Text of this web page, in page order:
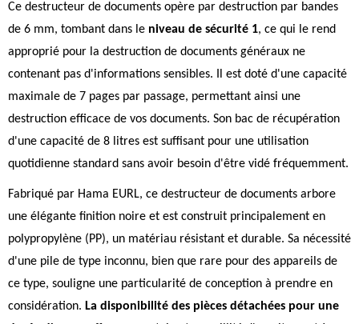
Ce destructeur de documents opère par destruction par bandes
de 6 mm, tombant dans le niveau de sécurité 1, ce qui le rend
approprié pour la destruction de documents généraux ne
contenant pas d'informations sensibles. Il est doté d'une capacité
maximale de 7 pages par passage, permettant ainsi une
destruction efficace de vos documents. Son bac de récupération
d'une capacité de 8 litres est suffisant pour une utilisation
quotidienne standard sans avoir besoin d'être vidé fréquemment.
Fabriqué par Hama EURL, ce destructeur de documents arbore
une élégante finition noire et est construit principalement en
polypropylène (PP), un matériau résistant et durable. Sa nécessité
d'une pile de type inconnu, bien que rare pour des appareils de
ce type, souligne une particularité de conception à prendre en
considération. La disponibilité des pièces détachées pour une